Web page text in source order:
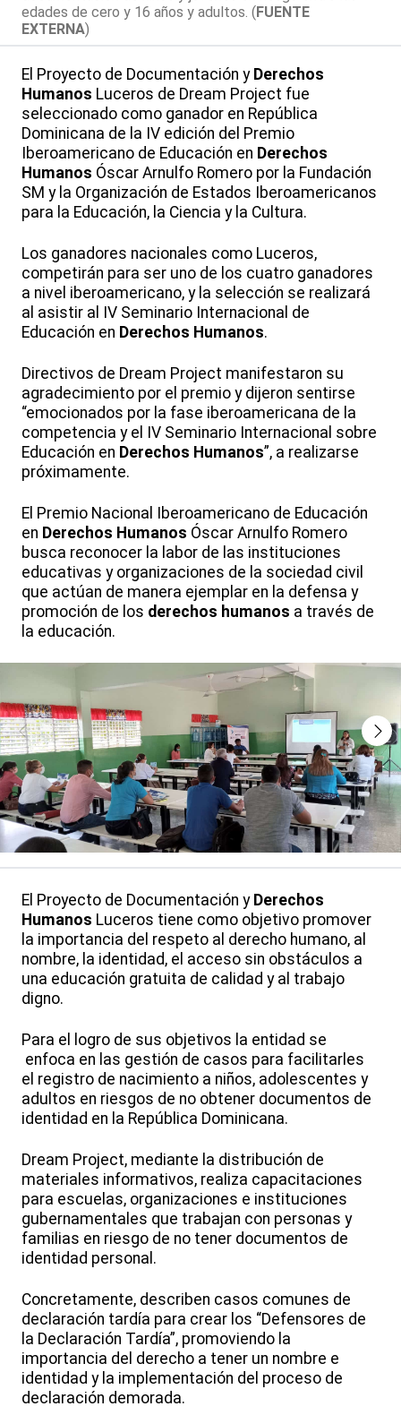
edades de cero y 16 años y adultos. (FUENTE
EXTERNA)
El Proyecto de Documentación y Derechos
Humanos Luceros de Dream Project fue
seleccionado como ganador en República
Dominicana de la IV edición del Premio
Iberoamericano de Educación en Derechos
Humanos Óscar Arnulfo Romero por la Fundación
SM y la Organización de Estados Iberoamericanos
para la Educación, la Ciencia y la Cultura.
Los ganadores nacionales como Luceros,
competirán para ser uno de los cuatro ganadores
a nivel iberoamericano, y la selección se realizará
al asistir al IV Seminario Internacional de
Educación en Derechos Humanos.
Directivos de Dream Project manifestaron su
agradecimiento por el premio y dijeron sentirse
“emocionados por la fase iberoamericana de la
competencia y el IV Seminario Internacional sobre
Educación en Derechos Humanos”, a realizarse
próximamente.
El Premio Nacional Iberoamericano de Educación
en Derechos Humanos Óscar Arnulfo Romero
busca reconocer la labor de las instituciones
educativas y organizaciones de la sociedad civil
que actúan de manera ejemplar en la defensa y
promoción de los derechos humanos a través de
la educación.
El Proyecto de Documentación y Derechos
Humanos Luceros tiene como objetivo promover
la importancia del respeto al derecho humano, al
nombre, la identidad, el acceso sin obstáculos a
una educación gratuita de calidad y al trabajo
digno.
Para el logro de sus objetivos la entidad se
enfoca en las gestión de casos para facilitarles
el registro de nacimiento a niños, adolescentes y
adultos en riesgos de no obtener documentos de
identidad en la República Dominicana.
Dream Project, mediante la distribución de
materiales informativos, realiza capacitaciones
para escuelas, organizaciones e instituciones
gubernamentales que trabajan con personas y
familias en riesgo de no tener documentos de
identidad personal.
Concretamente, describen casos comunes de
declaración tardía para crear los “Defensores de
la Declaración Tardía”, promoviendo la
importancia del derecho a tener un nombre e
identidad y la implementación del proceso de
declaración demorada.